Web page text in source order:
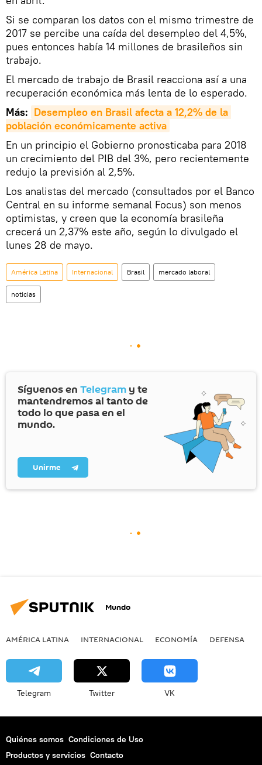
Si se comparan los datos con el mismo trimestre de
2017 se percibe una caída del desempleo del 4,5%,
pues entonces había 14 millones de brasileños sin
trabajo.
El mercado de trabajo de Brasil reacciona así a una
recuperación económica más lenta de lo esperado.
Más: Desempleo en Brasil afecta a 12,2% de la
población económicamente activa
En un principio el Gobierno pronosticaba para 2018
un crecimiento del PIB del 3%, pero recientemente
redujo la previsión al 2,5%.
Los analistas del mercado (consultados por el Banco
Central en su informe semanal Focus) son menos
optimistas, y creen que la economía brasileña
crecerá un 2,37% este año, según lo divulgado el
lunes 28 de mayo.
América Latina Internacional Brasil mercado laboral
noticias
Síguenos en Telegram y te
mantendremos al tanto de
todo lo que pasa en el
mundo.
Unirme
Mundo
AMÉRICA LATINA INTERNACIONAL ECONOMÍA DEFENSA
Telegram Twitter VK
Quiénes somos Condiciones de Uso
Productos y servicios Contacto